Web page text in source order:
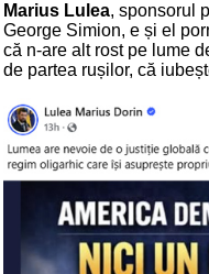
Marius Lulea, sponsorul
George Simion, e și el
că n-are alt rost pe lume
de partea rușilor, că